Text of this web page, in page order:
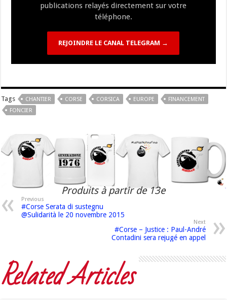
publications relayés directement sur votre
téléphone.
REJOINDRE LE CANAL TELEGRAM →
Tags CHANTIER CORSE CORSICA EUROPE
FINANCEMENT
FONCIER
Produits à partir de 13e
Previous
#Corse Serata di sustegnu
@Sulidarità le 20 novembre 2015
Next
#Corse – Justice : Paul-André
Contadini sera rejugé en appel
Related Articles